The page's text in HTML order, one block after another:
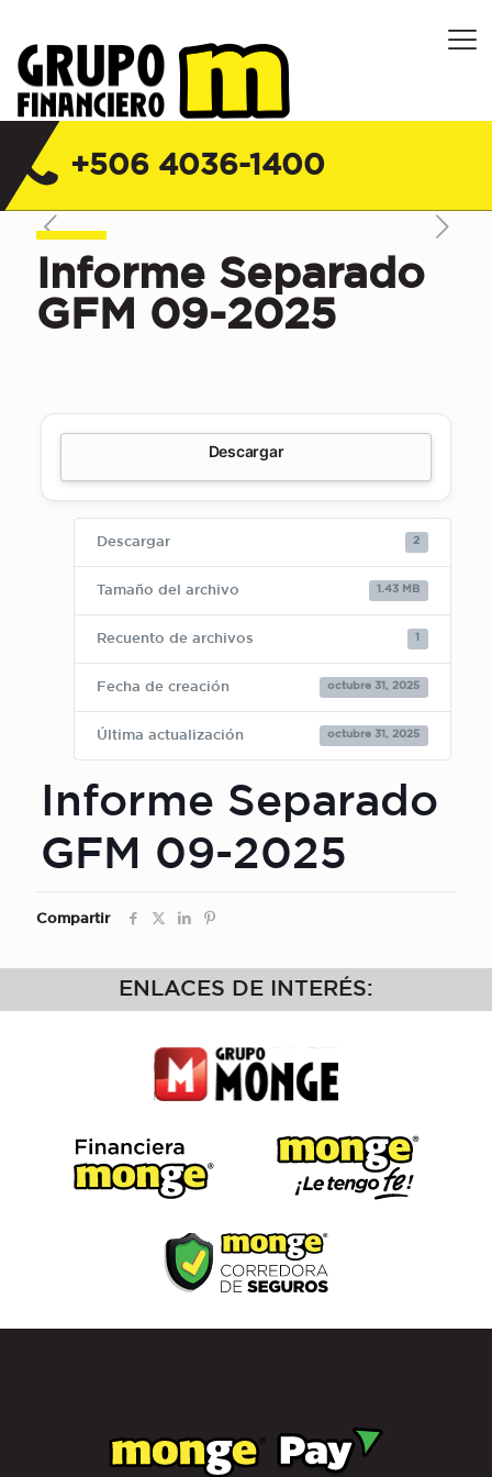
+506 4036-1400
Informe Separado
GFM 09-2025
Descargar
Descargar 2
Tamaño del archivo 1.43 MB
Recuento de archivos
Fecha de creación octubre 31, 2025
Última actualización octubre 31, 2025
Informe Separado
GFM 09-2025
Compartir
ENLACES DE INTERÉS: